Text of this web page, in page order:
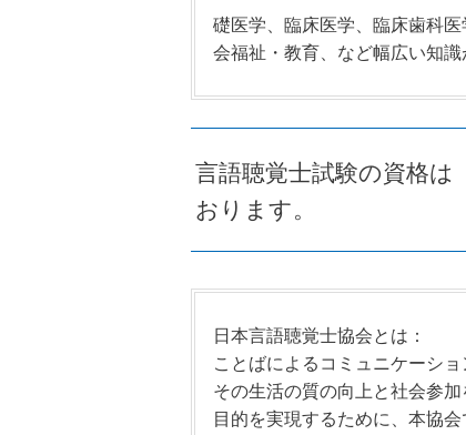
礎医学、臨床医学、臨床歯科
会福祉・教育、など幅広い知識
言語聴覚士試験の資格は
おります。
日本言語聴覚士協会とは：
ことばによるコミュニケーシ
その生活の質の向上と社会参
目的を実現するために、本協